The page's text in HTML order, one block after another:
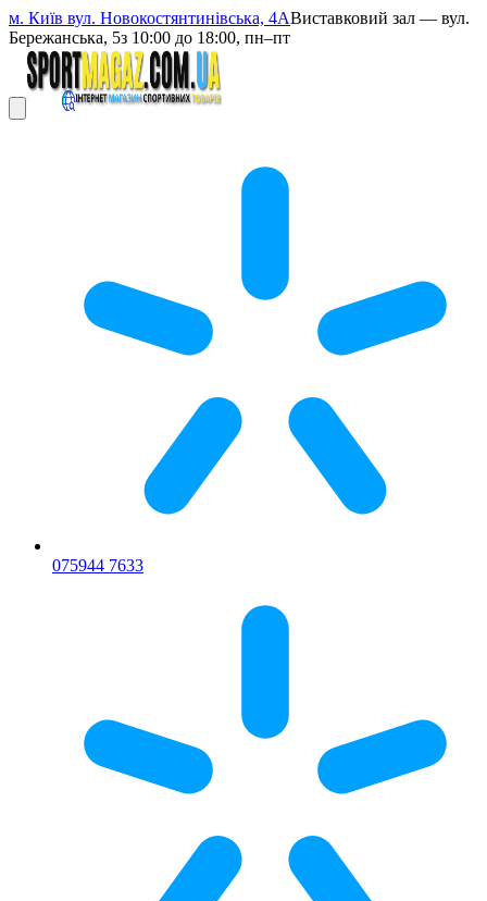
м. Київ вул. Новокостянтинівська, 4АВиставковий зал — вул.
Бережанська, 5з 10:00 до 18:00, пн–пт
075944 7633